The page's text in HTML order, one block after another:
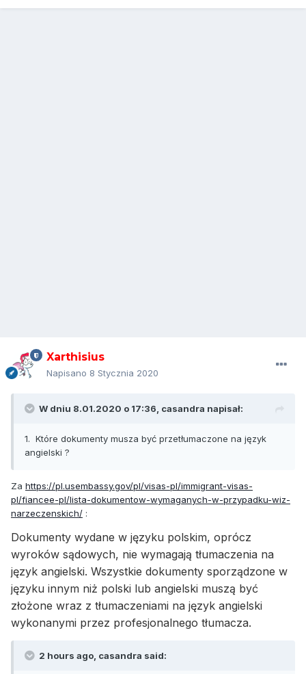
Xarthisius
Napisano 8 Stycznia 2020
W dniu 8.01.2020 o 17:36, casandra napisał:
1. Które dokumenty musza być przetłumaczone na język
angielski ?
Za https://pl.usembassy.gov/pl/visas-pl/immigrant-visas-
pl/fiancee-pl/lista-dokumentow-wymaganych-w-przypadku-wiz-
narzeczenskich/ :
Dokumenty wydane w języku polskim, oprócz
wyroków sądowych, nie wymagają tłumaczenia na
język angielski. Wszystkie dokumenty sporządzone w
języku innym niż polski lub angielski muszą być
złożone wraz z tłumaczeniami na język angielski
wykonanymi przez profesjonalnego tłumacza.
2 hours ago, casandra said: